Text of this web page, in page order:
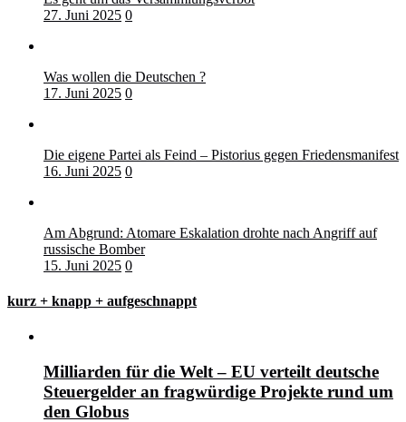
27. Juni 2025 0
Was wollen die Deutschen ?
17. Juni 2025 0
Die eigene Partei als Feind – Pistorius gegen Friedensmanifest
16. Juni 2025 0
Am Abgrund: Atomare Eskalation drohte nach Angriff auf
russische Bomber
15. Juni 2025 0
kurz + knapp + aufgeschnappt
Milliarden für die Welt – EU verteilt deutsche
Steuergelder an fragwürdige Projekte rund um
den Globus